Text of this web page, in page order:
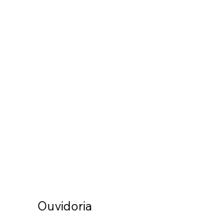
Ouvidoria